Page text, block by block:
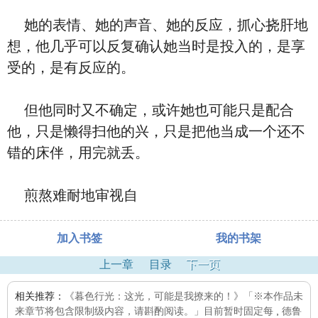
她的表情、她的声音、她的反应，抓心挠肝地
想，他几乎可以反复确认她当时是投入的，是享
受的，是有反应的。
但他同时又不确定，或许她也可能只是配合
他，只是懒得扫他的兴，只是把他当成一个还不
错的床伴，用完就丢。
煎熬难耐地审视自
加入书签 我的书架
上一章 目录 下一页
相关推荐：
《暮色行光：这光，可能是我撩来的！》「※本作品未
来章节将包含限制级内容，请斟酌阅读。」目前暂时固定每
德鲁